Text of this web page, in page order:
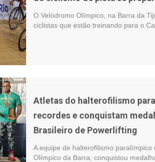
O Velódromo Olímpico, na Barra da
ciclistas que estão treinando para o
Atletas do halterofilismo
recordes e conquistam
Brasileiro de Powerlifting
A equipe de halterofilismo
Olímpico da Barra, conquistou